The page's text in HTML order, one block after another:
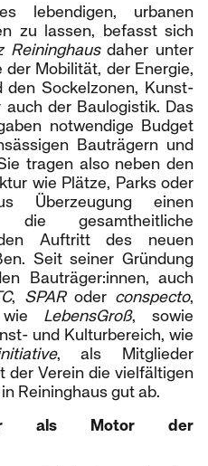
lebendigen, urbanen
zu lassen, befasst sich
Reininghausdaher unter
Mobilität, der Energie,
den Sockelzonen, Kunst-
der Baulogistik. Das
notwendige Budget
Bauträgern und
tragen also neben den
wie Plätze, Parks oder
Überzeugung einen
gesamtheitliche
Auftritt des neuen
Seit seiner Gründung
Bauträger:innen, auch
, SPAR oder conspecto,
LebensGroß, sowie
und Kulturbereich, wie
, als Mitglieder
der Verein die vielfältigen
Reininghaus gut ab.
als Motor der